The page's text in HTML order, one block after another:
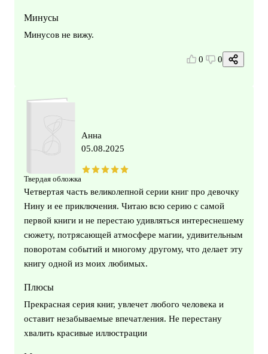
Минусы
Минусов не вижу.
0 0
Твердая обложка
Анна
05.08.2025
Четвертая часть великолепной серии книг про девочку
Нину и ее приключения. Читаю всю серию с самой
первой книги и не перестаю удивляться интереснешему
сюжету, потрясающей атмосфере магии, удивительным
поворотам событий и многому другому, что делает эту
книгу одной из моих любимых.
Плюсы
Прекрасная серия книг, увлечет любого человека и
оставит незабываемые впечатления. Не перестану
хвалить красивые иллюстрации